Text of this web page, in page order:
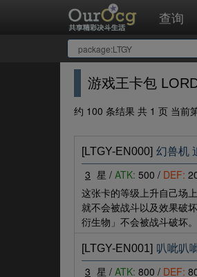
查询
游戏王卡包
约 100 条结果 共 1 页 当前
[LTGY-EN000] 幻兽机
3 星 / ATK: 500 / DEF:
这张卡的等级上升自己场
就不会被战斗以及效果破
衍生物」不会被战斗破坏。
[LTGY-EN001] 叭呲叭
3 星 / ATK: 800 / DEF: